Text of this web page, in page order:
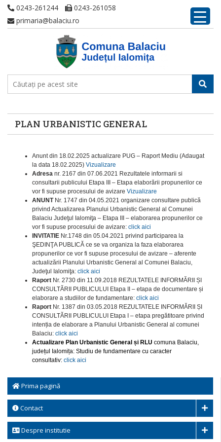
0243-261244
0243-261058
primaria@balaciu.ro
PLAN URBANISTIC GENERAL
Prima pagină
Contact
Despre institutie
Anunt din 18.02.2025 actualizare PUG – Raport Mediu (Adaugat
la data 18.02.2025) Vizualizare
Adresa nr. 2167 din 07.06.2021 Rezultatele informarii si
consultarii publicului Etapa III – Etapa elaborării propunerilor ce
vor fi supuse procesului de avizare Vizualizare
ANUNTNr. 1747 din 04.05.2021 organizare consultare publică
privind Actualizarea Planului Urbanistic General al Comunei
Balaciu Judeţul Ialomiţa – Etapa III – elaborarea propunerilor ce
vor fi supuse procesului de avizare: click aici
INVITATIE Nr.1748 din 05.04.2021 privind participarea la
ŞEDINŢA PUBLICĂ ce se va organiza la faza elaborarea
propunerilor ce vor fi supuse procesului de avizare – aferente
actualizării Planului Urbanistic General al Comunei Balaciu,
Judeţul Ialomiţa: click aici
Raport Nr. 2730 din 11.09.2018 REZULTATELE INFORMĂRII ȘI
CONSULTĂRII PUBLICULUI Etapa II – etapa de documentare și
elaborare a studiilor de fundamentare: click aici
Raport Nr. 1387 din 03.05.2018 REZULTATELE INFORMĂRII ȘI
CONSULTĂRII PUBLICULUI Etapa I – etapa pregătitoare privind
intenția de elaborare a Planului Urbanistic General al comunei
Balaciu: click aici
Actualizare Plan Urbanistic General și RLU comuna Balaciu,
județul Ialomița: Studiu de fundamentare cu caracter
consultativ: click aici